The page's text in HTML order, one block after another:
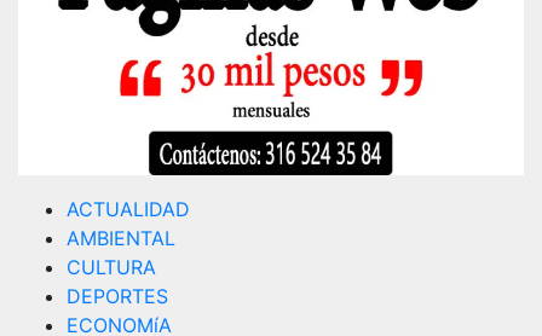
ACTUALIDAD
AMBIENTAL
CULTURA
DEPORTES
ECONOMíA